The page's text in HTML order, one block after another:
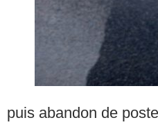
puis abandon de